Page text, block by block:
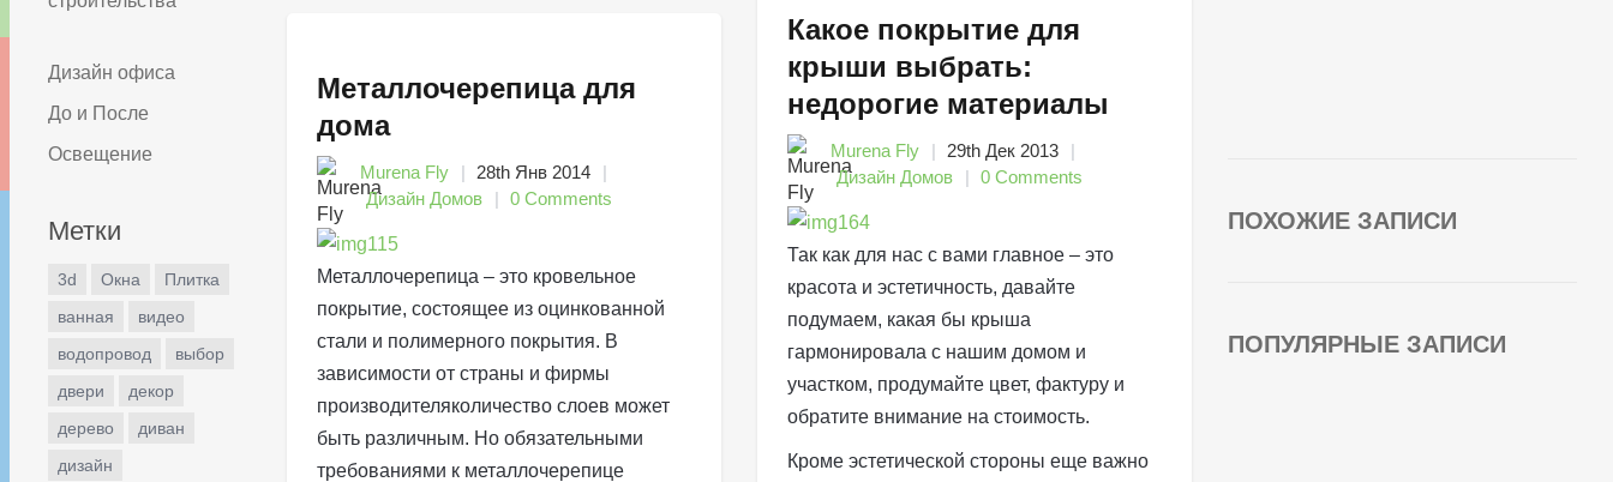
Дизайн офиса
До и После
Освещение
Метки
3d Окна
Плитка
ванная
видео
водопровод
выбор
двери
декор
дерево
диван
дизайн
Металлочерепица для
дома
Murena Fly
28th Янв 2014
Дизайн Домов
0 Comments
Металлочерепица – это кровельное
покрытие, состоящее из оцинкованной
стали и полимерного покрытия. В
зависимости от страны и фирмы
производителяколичество слоев может
быть различным. Но обязательными
требованиями к металлочерепице
Какое покрытие для
крыши выбрать:
недорогие материалы
Murena Fly
29th Дек 2013
Дизайн Домов
0 Comments
Так как для нас с вами главное – это
красота и эстетичность, давайте
подумаем, какая бы крыша
гармонировала с нашим домом и
участком, продумайте цвет, фактуру и
обратите внимание на стоимость.
Кроме эстетической стороны еще важно
ПОХОЖИЕ ЗАПИСИ
ПОПУЛЯРНЫЕ ЗАПИСИ